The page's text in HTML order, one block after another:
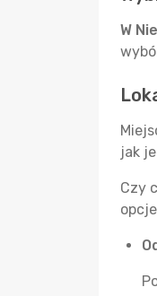
W
jak
Czy